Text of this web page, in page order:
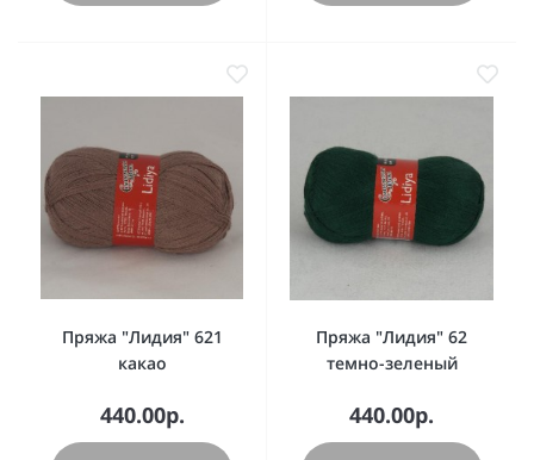
Пряжа "Лидия" 621
какао
440.00р.
Пряжа "Лидия" 62
темно-зеленый
440.00р.